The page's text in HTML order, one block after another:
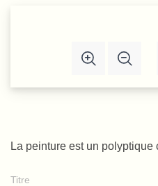
La peinture est un polyptique
Titre